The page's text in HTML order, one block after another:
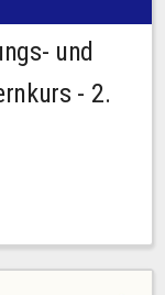
und
- 2.